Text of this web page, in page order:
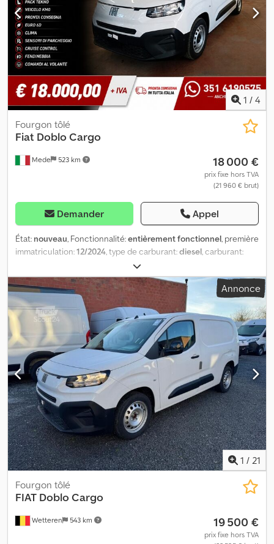
ch 80 000 km Aménagement Lauri Prise 220V Véhicule en
excellent état Garantie Cjdpoy T H Izsfx Agxsrf
1 / 4
Mede 523 km
Fourgon tôlé
Fiat Doblo Cargo
18 000 €
prix fixe hors TVA
(21 960 € brut)
Demander Appel
État: nouveau, Fonctionnalité:entièrement fonctionnel, première
immatriculation:12/2024, type de carburant:diesel, carburant:
, type d'engrenage:
vitesses:6, classe d'émission:Euro 6, nombre de sièges:3, Année
de construction: 2024, Équipement: ABS, AdBlue, Bluetooth, Port
USB, airbag, climatisation, contrôle de traction, filtre à
particules, ordinateur de bord, phares antibrouillard, porte
coulissante, régulateur de vitesse, verrouillage centralisé , Fiat
Doblò 1.5 130 ch KM0 Pack Tekno Disponible immédiatement 18
000,00 euros HT Cjdpfx Agoy Twbroxorf
Annonce
1 / 21
Wetteren 543 km
Fourgon tôlé
FIAT Doblo Cargo
19 500 €
prix fixe hors TVA